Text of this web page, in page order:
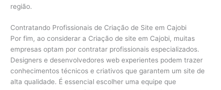
região.
Contratando Profissionais de Criação de Site em Cajobi
Por fim, ao considerar a Criação de site em Cajobi, muitas
empresas optam por contratar profissionais especializados.
Designers e desenvolvedores web experientes podem trazer
conhecimentos técnicos e criativos que garantem um site de
alta qualidade. É essencial escolher uma equipe que